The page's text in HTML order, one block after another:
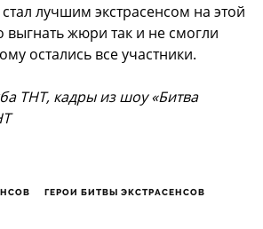
лучшим экстрасенсом на этой
выгнать жюри так и не смогли
остались все участники.
ТНТ, кадры из шоу «Битва
ГЕРОИ БИТВЫ ЭКСТРАСЕНСОВ